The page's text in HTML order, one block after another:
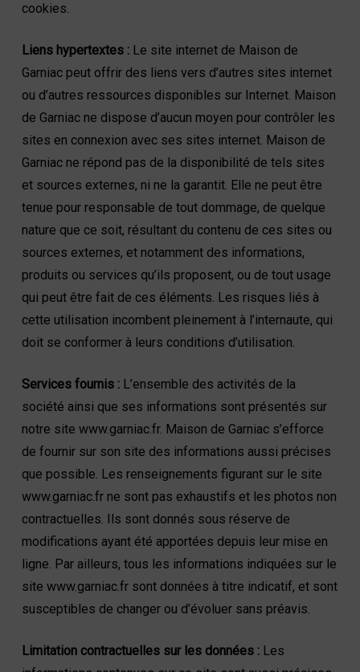
cookies.
Liens hypertextes :Le site internet de Maison de
Garniac peut offrir des liens vers d’autres sites internet
ou d’autres ressources disponibles sur Internet. Maison
de Garniac ne dispose d’aucun moyen pour contrôler les
sites en connexion avec ses sites internet. Maison de
Garniac ne répond pas de la disponibilité de tels sites
et sources externes, ni ne la garantit. Elle ne peut être
tenue pour responsable de tout dommage, de quelque
nature que ce soit, résultant du contenu de ces sites ou
sources externes, et notamment des informations,
produits ou services qu’ils proposent, ou de tout usage
qui peut être fait de ces éléments. Les risques liés à
cette utilisation incombent pleinement à l’internaute, qui
doit se conformer à leurs conditions d’utilisation.
Services fournis :L’ensemble des activités de la
société ainsi que ses informations sont présentés sur
notre site www.garniac.fr. Maison de Garniac s’efforce
de fournir sur son site des informations aussi précises
que possible. Les renseignements figurant sur le site
www.garniac.fr ne sont pas exhaustifs et les photos non
contractuelles. Ils sont donnés sous réserve de
modifications ayant été apportées depuis leur mise en
ligne. Par ailleurs, tous les informations indiquées sur le
site www.garniac.fr sont données à titre indicatif, et sont
susceptibles de changer ou d’évoluer sans préavis.
Limitation contractuelles sur les données :Les